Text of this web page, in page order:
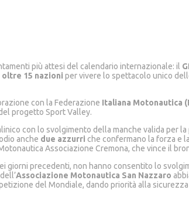
più attesi del calendario internazionale: il
oltre 15 nazioni per vivere lo spettacolo unico
con la Federazione Italiana Motonautica
progetto Sport Valley.
con lo svolgimento della manche valida per la
anche due azzurri che confermano la forza e
Associazione Cremona, che vince il
giorni precedenti, non hanno consentito lo
Associazione Motonautica San Nazzaro
del Mondiale, dando priorità alla